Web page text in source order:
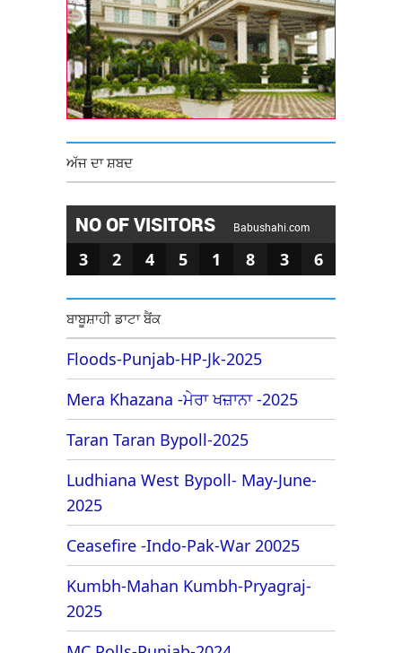
ਅੱਜ ਦਾ ਸ਼ਬਦ
NO OF VISITORS Babushahi.com
3 2 4 5 1 8 3 6
ਬਾਬੂਸ਼ਾਹੀ ਡਾਟਾ ਬੈਂਕ
Floods-Punjab-HP-Jk-2025
Mera Khazana -ਮੇਰਾ ਖਜ਼ਾਨਾ -2025
Taran Taran Bypoll-2025
Ludhiana West Bypoll- May-June-
2025
Ceasefire -Indo-Pak-War 20025
Kumbh-Mahan Kumbh-Pryagraj-
2025